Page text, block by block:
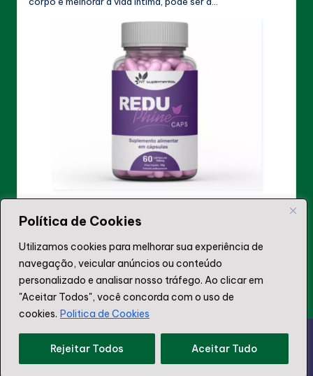
Política de Cookies
Utilizamos cookies para melhorar sua experiência de
navegação, veicular anúncios ou conteúdo
personalizado e analisar nosso tráfego. Ao clicar em
"Aceitar Todos", você concorda com o uso de
cookies. Politica de Cookies
Rejeitar Todos Aceitar Tudo
Potencializa seu Emagrecimento Saudável
e rápido? pode ser exatamente o que você precisa para
alcançar seus…